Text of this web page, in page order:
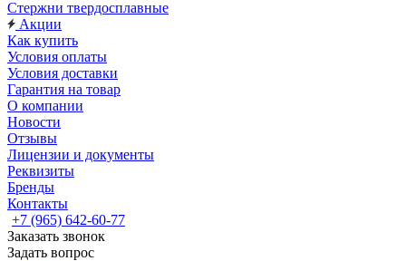
Стержни твердосплавные
Акции
Как купить
Условия оплаты
Условия доставки
Гарантия на товар
О компании
Новости
Отзывы
Лицензии и документы
Реквизиты
Бренды
Контакты
+7 (965) 642-60-77
Заказать звонок
Задать вопрос